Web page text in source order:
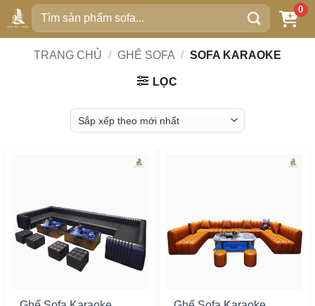
qua
Tìm
kiếm:
0
TRANG CHỦ / GHẾ SOFA / SOFA KARAOKE
LỌC